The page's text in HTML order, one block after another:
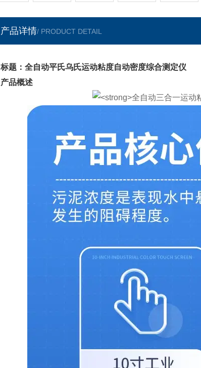
产品详情/ PRODUCT DETAIL
标题：全自动平氏乌氏运动粘度自动密度综合测定仪
产品概述